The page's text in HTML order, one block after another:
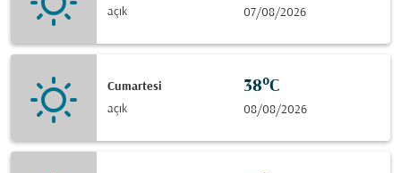
açık
07/08/2026
Cumartesi
açık
38°C
08/08/2026